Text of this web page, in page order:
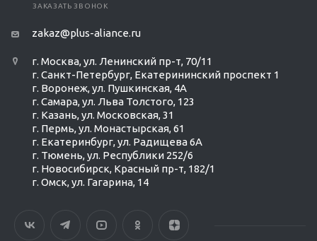
ЗАКАЗАТЬ ЗВОНОК
zakaz@plus-aliance.ru
г. Москва, ул. Ленинский пр-т, 70/11
г. Санкт-Петербург, Екатерининский проспект 1
г. Воронеж, ул. Пушкинская, 4А
г. Самара, ул. Льва Толстого, 123
г. Казань, ул. Московская, 31
г. Пермь, ул. Монастырская, 61
г. Екатеринбург, ул. Радищева 6А
г. Тюмень, ул. Республики 252/6
г. Новосибирск, Красный пр-т, 182/1
г. Омск, ул. ​Гагарина, 14